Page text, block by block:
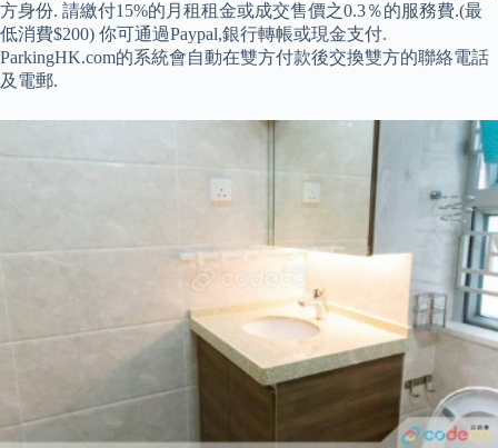
方身份. 請繳付15%的月租租金或成交售價之0.3％的服務費.(最
低消費$200) 你可通過Paypal,銀行轉帳或現金支付.
ParkingHK.com的系統會自動在雙方付款後交換雙方的聯絡電話
及電郵.